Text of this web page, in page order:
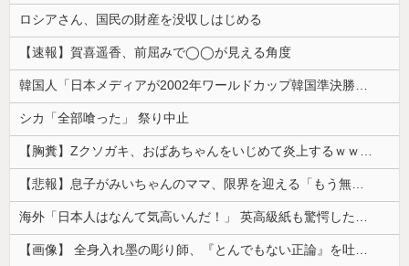
ロシアさん、国民の財産を没収しはじめる
【速報】賀喜遥香、前屈みで◯◯が見える角度
韓国人「日本メディアが2002年ワールドカップ韓国準決勝も調査すべきと主張！」→「英国メディアも一斉に指摘‥」
シカ「全部喰った」 祭り中止
【胸糞】Zクソガキ、おばあちゃんをいじめて炎上するｗｗｗｗ
【悲報】息子がみいちゃんのママ、限界を迎える「もう無理。普通の家庭を築きたい。普通の子育てをしたい。」
海外「日本人はなんて気高いんだ！」 英高級紙も驚愕した極限の中の日本人の姿に世界が衝撃
【画像】 全身入れ墨の彫り師、『とんでもない正論』を吐いて30万再生されてしまうｗｗｗｗｗｗｗ